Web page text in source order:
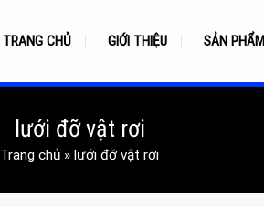
TRANG CHỦ GIỚI THIỆU SẢN PHẨM
lưới đỡ vật rơi
Trang chủ » lưới đỡ vật rơi